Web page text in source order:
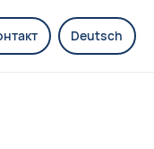
Deutsch